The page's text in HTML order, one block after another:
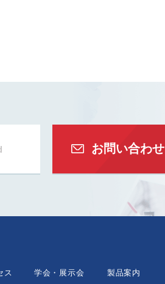
お問い合わせ
ス 学会・展示会 製品案内